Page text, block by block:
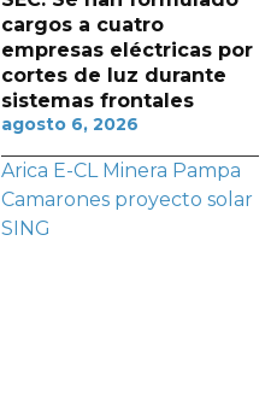
cargos a cuatro
empresas eléctricas por
cortes de luz durante
sistemas frontales
agosto 6, 2026
Arica E-CL Minera Pampa
Camarones proyecto solar
SING